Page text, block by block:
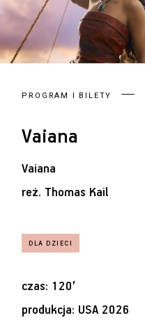
PROGRAM I BILETY
Vaiana
Vaiana
reż. Thomas Kail
czas: 120’
produkcja: USA 2026